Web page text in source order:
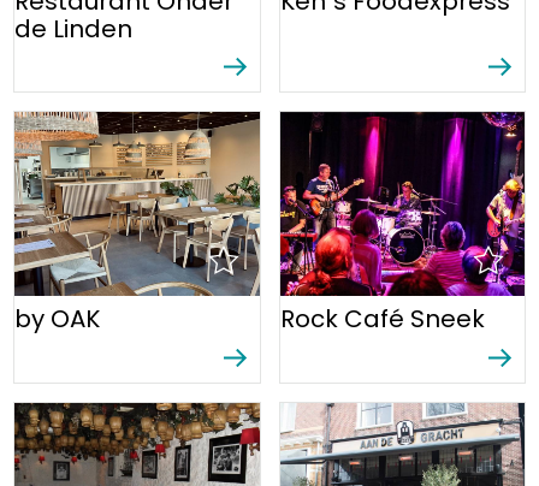
de Linden
by OAK Rock Café Sneek